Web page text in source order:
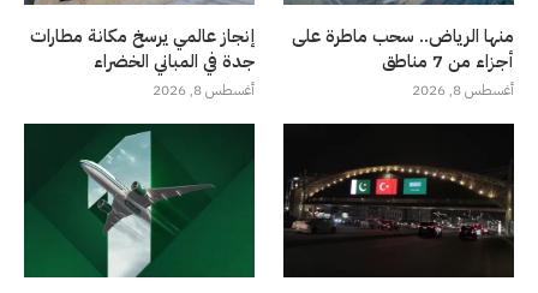
منها الرياض.. سحب ماطرة على
أجزاء من 7 مناطق
أغسطس 8, 2026
إنجاز عالمي يرسخ مكانة مطارات
جدة في المباني الخضراء
أغسطس 8, 2026